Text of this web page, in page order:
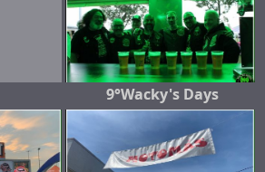
9°Wacky's Days